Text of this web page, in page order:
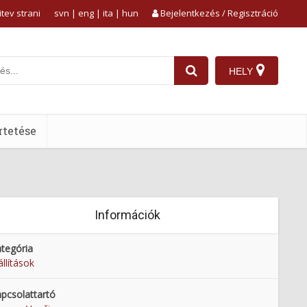
strani Bejelentkezés / Regisztráció
svn | eng | ita | hun
HELY
Információk